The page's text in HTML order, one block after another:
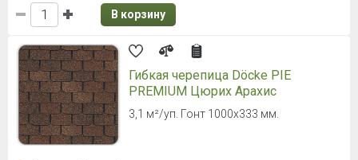
В корзину
Гибкая черепица Döcke PIE
PREMIUM Цюрих Арахис
3,1 м²/уп. Гонт 1000х333 мм.